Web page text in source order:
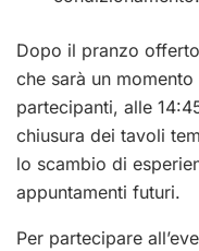
Dopo il pranzo
che sarà un
partecipanti, alle
chiusura dei tavoli
lo scambio di
appuntamenti futuri.
Per partecipare